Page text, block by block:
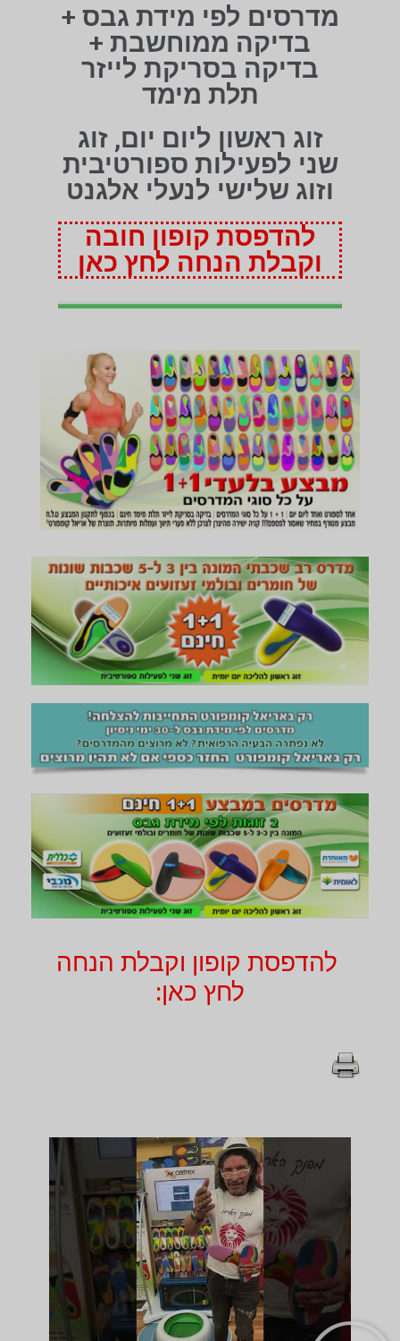
מדרסים לפי מידת גבס +
בדיקה ממוחשבת +
בדיקה בסריקת לייזר
תלת מימד
זוג ראשון ליום יום, זוג
שני לפעילות ספורטיבית
וזוג שלישי לנעלי אלגנט
להדפסת קופון חובה
וקבלת הנחה לחץ כאן
להדפסת קופון וקבלת הנחה
לחץ כאן: